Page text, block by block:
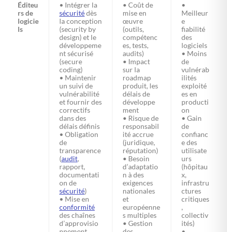
Éditeu
rs de
logicie
ls
• Intégrer la
sécuritédès
la conception
(security by
design) et le
développeme
nt sécurisé
(secure
coding)
• Maintenir
un suivi de
vulnérabilité
et fournir des
correctifs
dans des
délais définis
• Obligation
de
transparence
(audit,
rapport,
documentati
on de
sécurité)
• Mise en
conformité
des chaînes
d’approvisio
• Coût de
mise en
œuvre
(outils,
compétenc
es, tests,
audits)
• Impact
sur la
roadmap
produit, les
délais de
développe
ment
• Risque de
responsabil
ité accrue
(juridique,
réputation)
• Besoin
d’adaptatio
n à des
exigences
nationales
et
européenne
s multiples
• Gestion
•
Meilleur
e
fiabilité
des
logiciels
• Moins
de
vulnérab
ilités
exploité
es en
producti
on
• Gain
de
confianc
e des
utilisate
urs
(hôpitau
x,
infrastru
ctures
critiques
,
collectiv
ités)